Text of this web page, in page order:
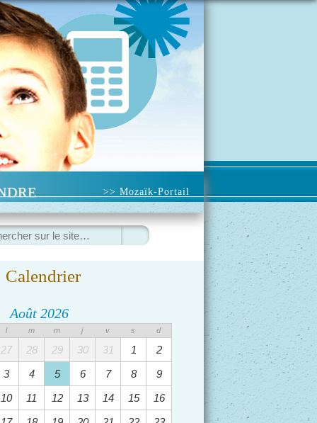
>> Mozaïk-Portail
Calendrier
Août 2026
l m m j v s d
27 28 29 30 31 1
2
3
4 5 6 7 8
9
10
11 12 13 14 15
16